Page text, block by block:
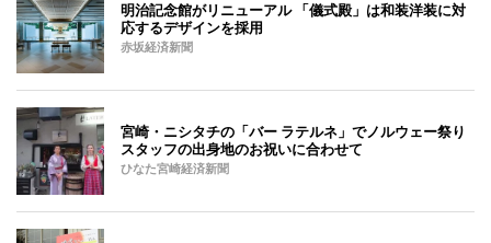
明治記念館がリニューアル 「儀式殿」は和装洋装に対
応するデザインを採用
赤坂経済新聞
宮崎・ニシタチの「バー ラテルネ」でノルウェー祭り
スタッフの出身地のお祝いに合わせて
ひなた宮崎経済新聞